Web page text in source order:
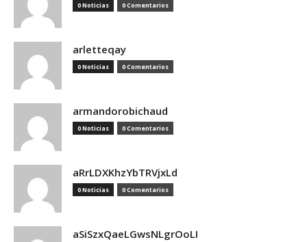
0 Noticias 0 Comentarios
arletteqay
0 Noticias 0 Comentarios
armandorobichaud
0 Noticias 0 Comentarios
aRrLDXKhzYbTRVjxLd
0 Noticias 0 Comentarios
aSiSzxQaeLGwsNLgrOoLI